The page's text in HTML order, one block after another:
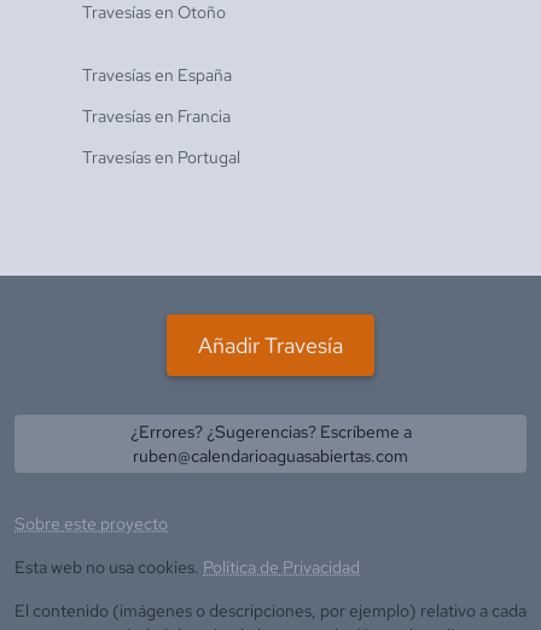
Travesías en Otoño
Travesías en España
Travesías en Francia
Travesías en Portugal
Añadir Travesía
¿Errores? ¿Sugerencias? Escríbeme a
ruben@calendarioaguasabiertas.com
Sobre este proyecto
Esta web no usa cookies. Política de Privacidad
El contenido (imágenes o descripciones, por ejemplo) relativo a cada